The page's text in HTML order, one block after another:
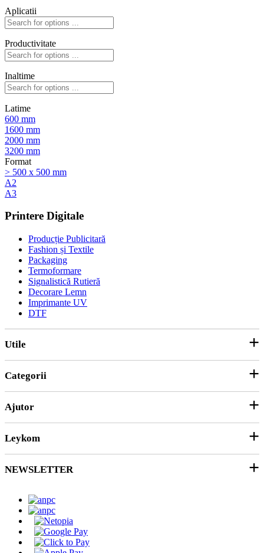
Aplicatii
Productivitate
Inaltime
Latime
600 mm
1600 mm
2000 mm
3200 mm
Format
> 500 x 500 mm
A2
A3
Printere Digitale
Producție Publicitară
Fashion și Textile
Packaging
Termoformare
Signalistică Rutieră
Decorare Lemn
Imprimante UV
DTF
Utile
Parteneri
Categorii
Echipamente și Consumabile
Ambalare
Ajutor
Contact
Leykom
Despre noi
Modalitati de Livrare
NEWSLETTER